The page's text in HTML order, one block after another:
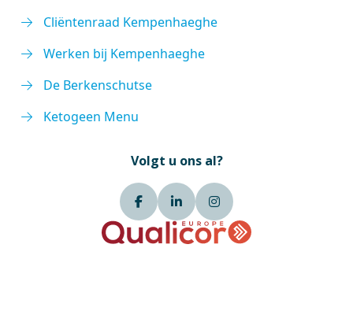
Cliëntenraad Kempenhaeghe
Werken bij Kempenhaeghe
De Berkenschutse
Ketogeen Menu
Volgt u ons al?